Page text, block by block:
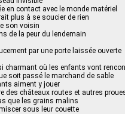
en contact avec le monde matériel
plus à se soucier de rien
son voisin
de la peur du lendemain
par une porte laissée ouverte
charmant où les enfants vont
soit passé le marchand de sable
aiment y jouer
des châteaux routes et autres
que les grains malins
sous leur couette